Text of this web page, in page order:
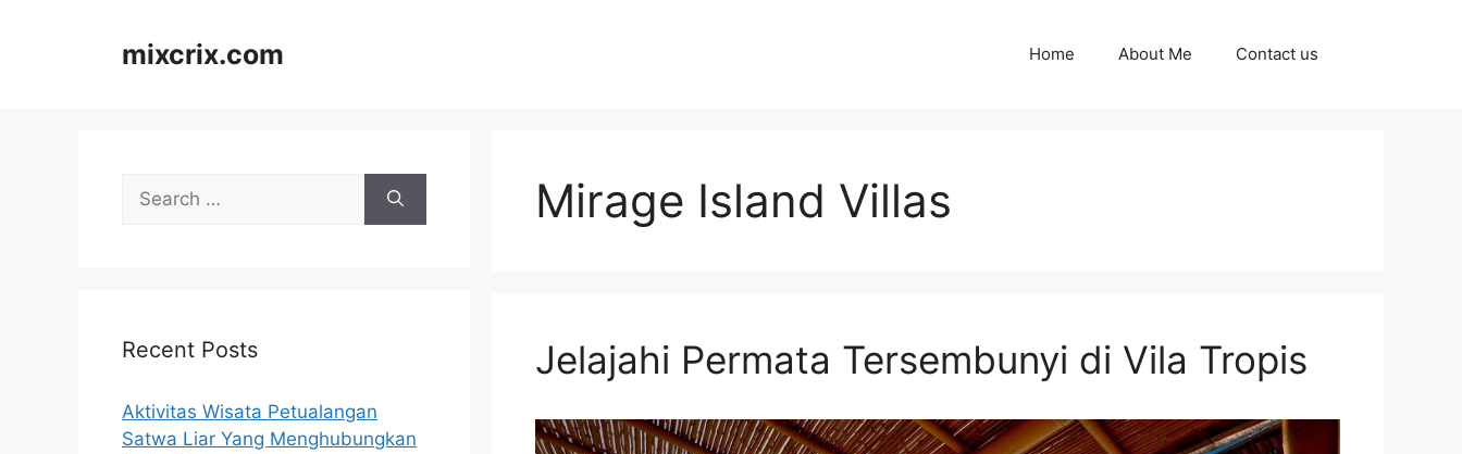
mixcrix.com Home About Me Contact us
Mirage Island Villas
Jelajahi Permata Tersembunyi di Vila Tropis
Search
for:
Recent Posts
Aktivitas Wisata Petualangan
Satwa Liar Yang Menghubungkan